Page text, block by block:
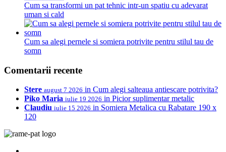
Cum sa transformi un pat tehnic intr-un spatiu cu adevarat
uman si cald
Cum sa alegi pernele si somiera potrivite pentru stilul tau de
somn
Comentarii recente
Stere august 7 2026 in Cum alegi salteaua antiescare potrivita?
Piko Maria iulie 19 2026 in Picior suplimentar metalic
Claudiu iulie 15 2026 in Somiera Metalica cu Rabatare 190 x
120